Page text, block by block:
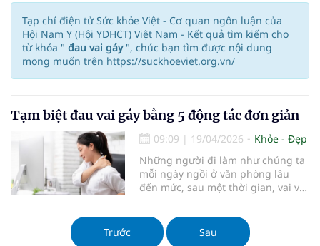
Tạp chí điện tử Sức khỏe Việt - Cơ quan ngôn luận của
Hội Nam Y (Hội YDHCT) Việt Nam - Kết quả tìm kiếm cho
từ khóa " đau vai gáy ", chúc bạn tìm được nội dung
mong muốn trên https://suckhoeviet.org.vn/
Tạm biệt đau vai gáy bằng 5 động tác đơn giản
09:09 | 19/04/2026
Khỏe - Đẹp
Những người đi làm như chúng ta
mỗi ngày ngồi ở văn phòng lâu
đến mức, sau một thời gian, vai và
vừa đau.
Trước
Sau